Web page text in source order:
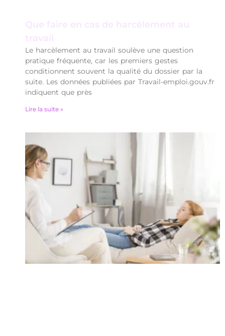
Que faire en cas de harcèlement au
travail
Le harcèlement au travail soulève une question
pratique fréquente, car les premiers gestes
conditionnent souvent la qualité du dossier par la
suite. Les données publiées par Travail-emploi.gouv.fr
indiquent que près
Lire la suite »